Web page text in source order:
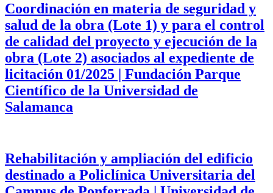
Coordinación en materia de seguridad y
salud de la obra (Lote 1) y para el control
de calidad del proyecto y ejecución de la
obra (Lote 2) asociados al expediente de
licitación 01/2025 | Fundación Parque
Científico de la Universidad de
Salamanca
Rehabilitación y ampliación del edificio
destinado a Policlínica Universitaria del